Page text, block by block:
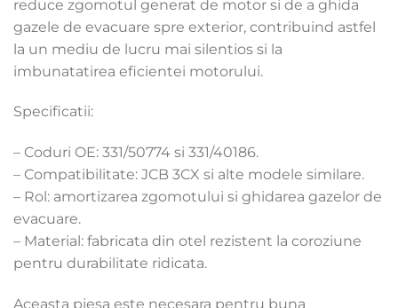
reduce zgomotul generat de motor si de a ghida
gazele de evacuare spre exterior, contribuind astfel
la un mediu de lucru mai silentios si la
imbunatatirea eficientei motorului.
Specificatii:
– Coduri OE: 331/50774 si 331/40186.
– Compatibilitate: JCB 3CX si alte modele similare.
– Rol: amortizarea zgomotului si ghidarea gazelor de
evacuare.
– Material: fabricata din otel rezistent la coroziune
pentru durabilitate ridicata.
Aceasta piesa este necesara pentru buna